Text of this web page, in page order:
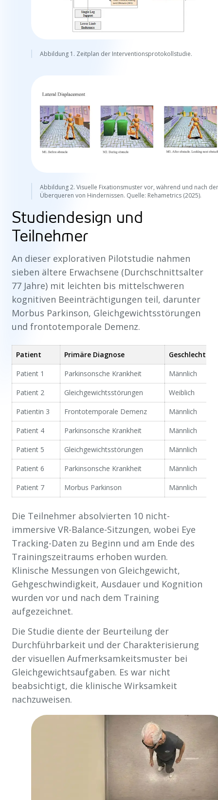
Abbildung 1. Zeitplan der Interventionsprotokollstudie.
Abbildung 2. Visuelle Fixationsmuster vor, während und nach
Überqueren von Hindernissen. Quelle: Rehametrics (2025).
Studiendesign und
Teilnehmer
An dieser explorativen Pilotstudie nahmen
sieben ältere Erwachsene (Durchschnittsalter
77 Jahre) mit leichten bis mittelschweren
kognitiven Beeinträchtigungen teil, darunter
Morbus Parkinson, Gleichgewichtsstörungen
und frontotemporale Demenz.
Patient Primäre Diagnose Geschlecht
Patient 1 Parkinsonsche Krankheit Männlich
Patient 2 Gleichgewichtsstörungen Weiblich
Patientin 3 Frontotemporale Demenz Männlich
Patient 4 Parkinsonsche Krankheit Männlich
Patient 5 Gleichgewichtsstörungen Männlich
Patient 6 Parkinsonsche Krankheit Männlich
Patient 7 Morbus Parkinson Männlich
Die Teilnehmer absolvierten 10 nicht-
immersive VR-Balance-Sitzungen, wobei Eye
Tracking-Daten zu Beginn und am Ende des
Trainingszeitraums erhoben wurden.
Klinische Messungen von Gleichgewicht,
Gehgeschwindigkeit, Ausdauer und Kognition
wurden vor und nach dem Training
aufgezeichnet.
Die Studie diente der Beurteilung der
Durchführbarkeit und der Charakterisierung
der visuellen Aufmerksamkeitsmuster bei
Gleichgewichtsaufgaben. Es war nicht
beabsichtigt, die klinische Wirksamkeit
nachzuweisen.